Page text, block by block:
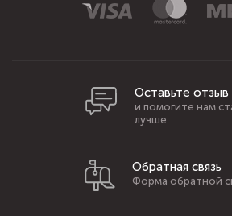
Оставьте отзыв
и помогите нам
лучше
Обратная связь
Форма обратной